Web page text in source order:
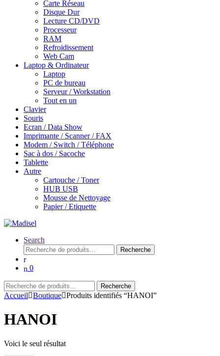
Carte Réseau
Disque Dur
Lecture CD/DVD
Processeur
RAM
Refroidissement
Web Cam
Laptop & Ordinateur
Laptop
PC de bureau
Serveur / Workstation
Tout en un
Clavier
Souris
Ecran / Data Show
Imprimante / Scanner / FAX
Modem / Switch / Téléphone
Sac à dos / Sacoche
Tablette
Autre
Cartouche / Toner
HUB USB
Mousse de Nettoyage
Papier / Etiquette
Search
Recherche
pour :
Recherche
0
Recherche
pour :
Recherche
Accueil Boutique Produits identifiés “HANOI”
HANOI
Voici le seul résultat